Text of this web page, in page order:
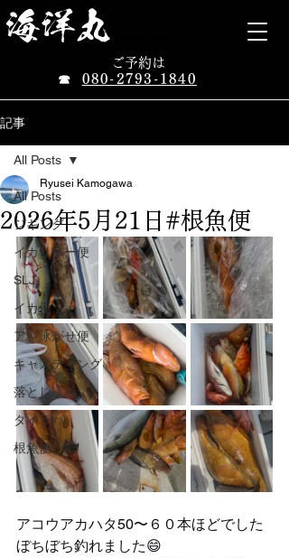
​海洋丸
ご予約は
☎ 080-2793-1840
記事
All Posts
ジギング
イカリレー便
SLJ
イカ便
アジ泳がせ便
キャスティング
落とし込み
タイラバ
根魚便
All Posts
2026年5月21日#根魚便
Ryusei Kamogawa
アコウアカハタ50〜６０本ほどでした
ぼちぼち釣れました😄